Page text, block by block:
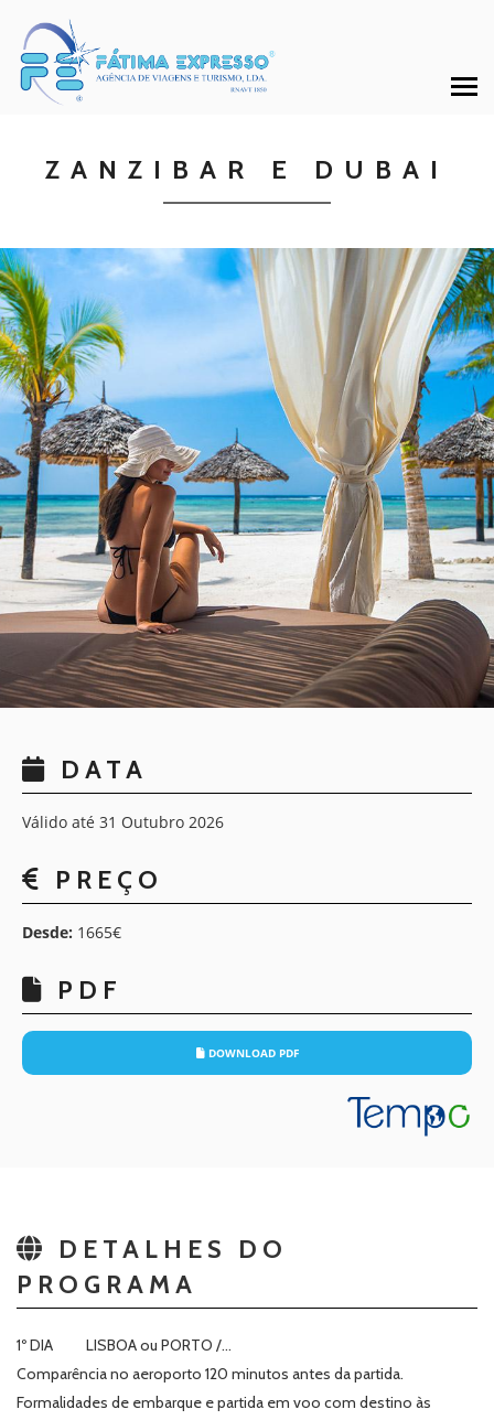
ZANZIBAR E DUBAI
DATA
Válido até 31 Outubro 2026
PREÇO
Desde: 1665€
PDF
DOWNLOAD PDF
DETALHES DO
PROGRAMA
1º DIA LISBOA ou PORTO /...
Comparência no aeroporto 120 minutos antes da partida.
Formalidades de embarque e partida em voo com destino às